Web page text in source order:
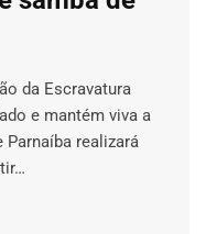
da Escravatura
e mantém viva a
realizará